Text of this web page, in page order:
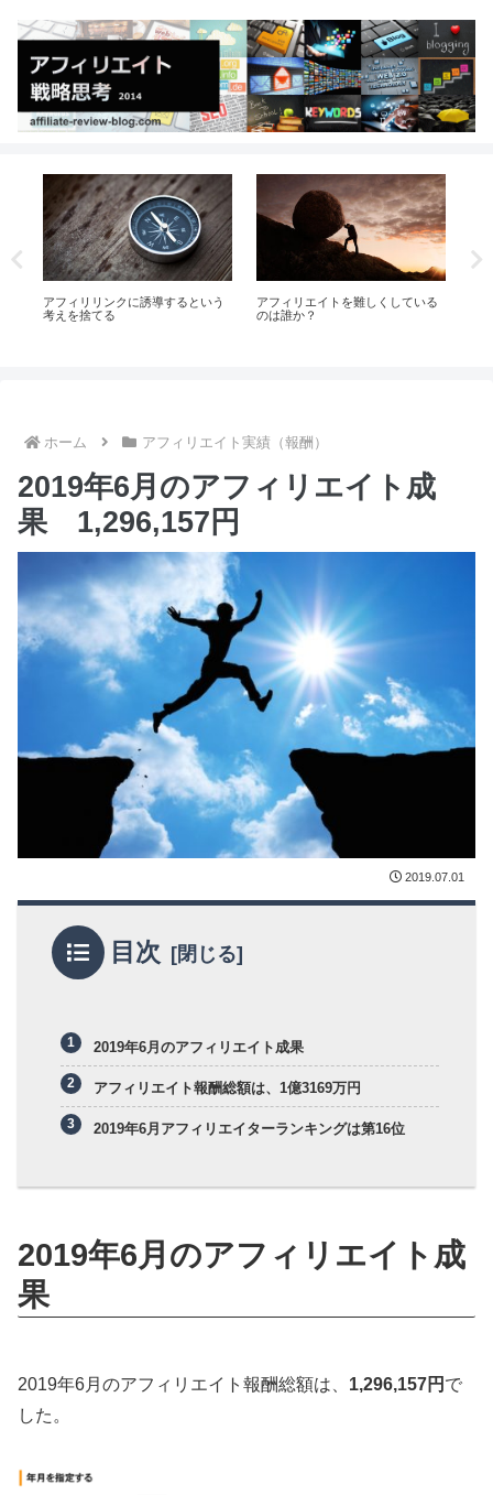
アフィリリンクに誘導するという
考えを捨てる
アフィリエイトを難しくしている
のは誰か？
ホーム アフィリエイト実績（報酬）
2019年6月のアフィリエイト成
果 1,296,157円
2019.07.01
目次
2019年6月のアフィリエイト成果
アフィリエイト報酬総額は、1億3169万円
2019年6月アフィリエイターランキングは第16位
2019年6月のアフィリエイト成
果
2019年6月のアフィリエイト報酬総額は、 1,296,157円 で
した。